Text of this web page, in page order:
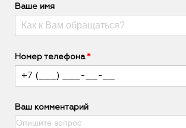
Ваше имя
Номер телефона
Ваш комментарий